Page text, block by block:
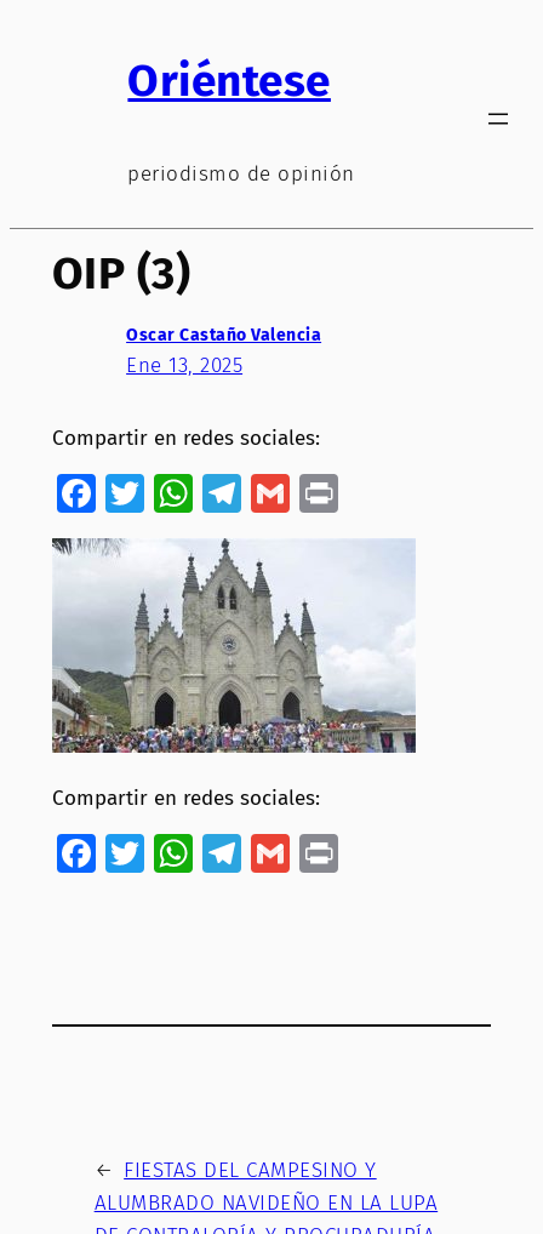
Oriéntese
periodismo de opinión
OIP (3)
Oscar Castaño Valencia
Ene 13, 2025
Compartir en redes sociales:
Facebook
Twitter
WhatsApp
Telegram
GmailPrint
Compartir en redes sociales:
Facebook
Twitter
WhatsApp
Telegram
GmailPrint
← FIESTAS DEL CAMPESINO Y
ALUMBRADO NAVIDEÑO EN LA LUPA